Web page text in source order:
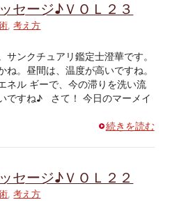
セージ♪ＶＯＬ２３
,考え方
サンクチュアリ鑑定士澄華です。
ね。昼間は、温度が高いですね。
ネル ギーで、今の滞りを洗い流
ですね♪ さて！ 今日のマーメイ
続きを読む
セージ♪ＶＯＬ２２
,考え方